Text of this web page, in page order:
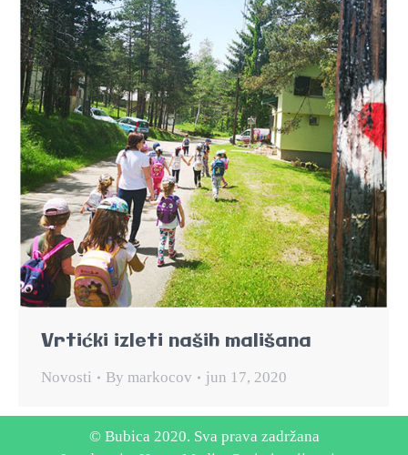
Vrtićki izleti naših mališana
Novosti By markocov jun 17, 2020
© Bubica 2020. Sva prava zadržana